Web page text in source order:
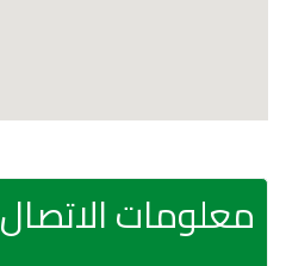
معلومات الاتصال